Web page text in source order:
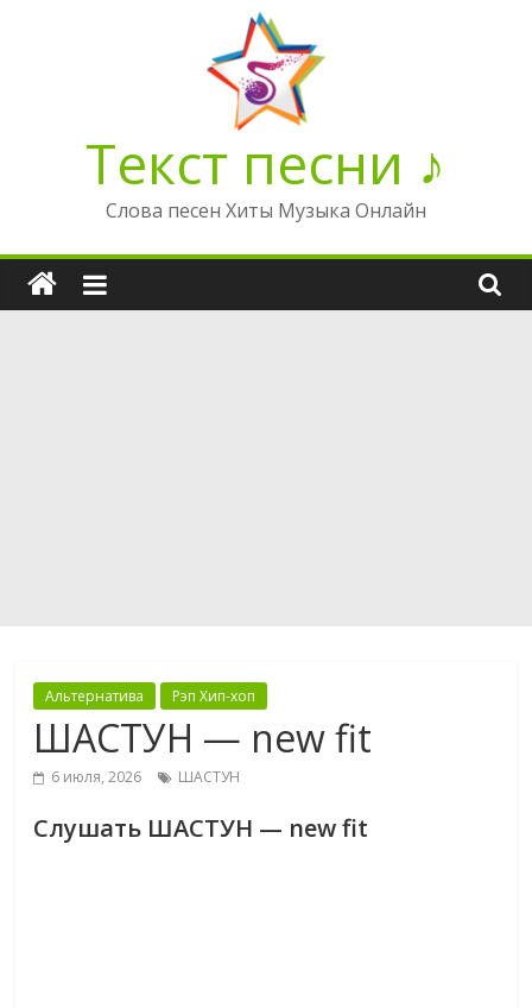
Текст песни ♪
Слова песен Хиты Музыка Онлайн
Альтернатива Рэп Хип-хоп
ШАСТУН — new fit
6 июля, 2026 ШАСТУН
Слушать ШАСТУН — new fit